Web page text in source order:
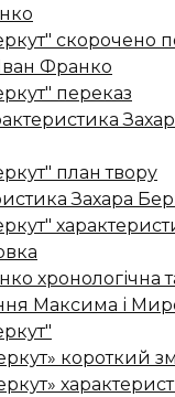
скорочено
Франко
переказ
план твору
Захара
хронологічна
Максима і
короткий